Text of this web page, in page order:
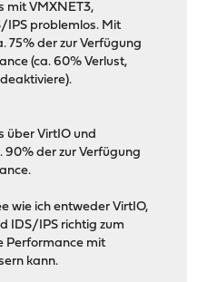
mit VMXNET3,
IPS problemlos. Mit
75% der zur Verfügung
(ca. 60% Verlust,
über VirtIO und
90% der zur Verfügung
wie ich entweder VirtIO,
IDS/IPS richtig zum
Performance mit
kann.